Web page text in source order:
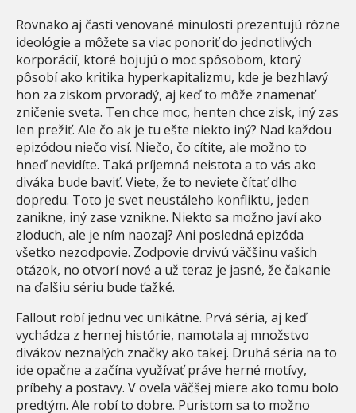
Rovnako aj časti venované minulosti prezentujú rôzne
ideológie a môžete sa viac ponoriť do jednotlivých
korporácií, ktoré bojujú o moc spôsobom, ktorý
pôsobí ako kritika hyperkapitalizmu, kde je bezhlavý
hon za ziskom prvoradý, aj keď to môže znamenať
zničenie sveta. Ten chce moc, henten chce zisk, iný zas
len prežiť. Ale čo ak je tu ešte niekto iný? Nad každou
epizódou niečo visí. Niečo, čo cítite, ale možno to
hneď nevidíte. Taká príjemná neistota a to vás ako
diváka bude baviť. Viete, že to neviete čítať dlho
dopredu. Toto je svet neustáleho konfliktu, jeden
zanikne, iný zase vznikne. Niekto sa možno javí ako
zloduch, ale je ním naozaj? Ani posledná epizóda
všetko nezodpovie. Zodpovie drvivú väčšinu vašich
otázok, no otvorí nové a už teraz je jasné, že čakanie
na ďalšiu sériu bude ťažké.
Fallout robí jednu vec unikátne. Prvá séria, aj keď
vychádza z hernej histórie, namotala aj množstvo
divákov neznalých značky ako takej. Druhá séria na to
ide opačne a začína využívať práve herné motívy,
príbehy a postavy. V oveľa väčšej miere ako tomu bolo
predtým. Ale robí to dobre. Puristom sa to možno